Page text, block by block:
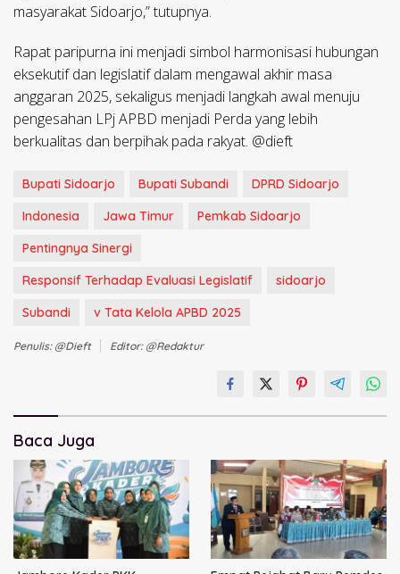
masyarakat Sidoarjo,” tutupnya.
​Rapat paripurna ini menjadi simbol harmonisasi hubungan
eksekutif dan legislatif dalam mengawal akhir masa
anggaran 2025, sekaligus menjadi langkah awal menuju
pengesahan LPj APBD menjadi Perda yang lebih
berkualitas dan berpihak pada rakyat. @dieft
Bupati Sidoarjo Bupati Subandi
DPRD Sidoarjo
Indonesia
Jawa Timur
Pemkab Sidoarjo
Pentingnya Sinergi
Responsif Terhadap Evaluasi Legislatif
sidoarjo
Subandi
v Tata Kelola APBD 2025
Penulis: @dieft Editor: @redaktur
Baca Juga